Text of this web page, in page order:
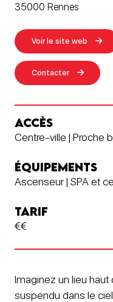
35000 Rennes
Voir le site web
Contacter
ACCÈS
Centre-ville | Proche
ÉQUIPEMENTS
Ascenseur | SPA et
TARIF
€€
Imaginez un lieu
suspendu dans le